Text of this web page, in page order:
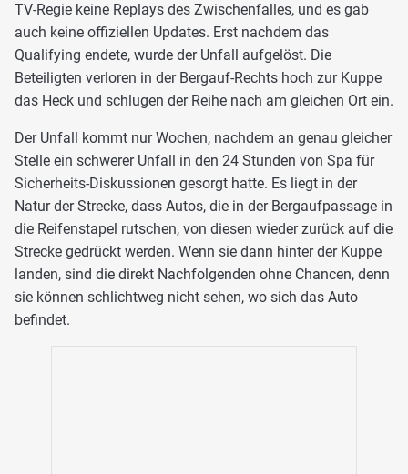
TV-Regie keine Replays des Zwischenfalles, und es gab
auch keine offiziellen Updates. Erst nachdem das
Qualifying endete, wurde der Unfall aufgelöst. Die
Beteiligten verloren in der Bergauf-Rechts hoch zur Kuppe
das Heck und schlugen der Reihe nach am gleichen Ort ein.
Der Unfall kommt nur Wochen, nachdem an genau gleicher
Stelle ein schwerer Unfall in den 24 Stunden von Spa für
Sicherheits-Diskussionen gesorgt hatte. Es liegt in der
Natur der Strecke, dass Autos, die in der Bergaufpassage in
die Reifenstapel rutschen, von diesen wieder zurück auf die
Strecke gedrückt werden. Wenn sie dann hinter der Kuppe
landen, sind die direkt Nachfolgenden ohne Chancen, denn
sie können schlichtweg nicht sehen, wo sich das Auto
befindet.